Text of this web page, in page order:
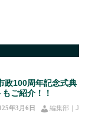
政100周年記念式典
ご紹介！！
年3月6日 編集部｜J